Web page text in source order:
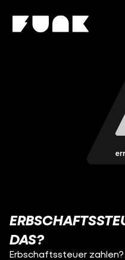
DAS?
Erbschaftssteuer zahlen?